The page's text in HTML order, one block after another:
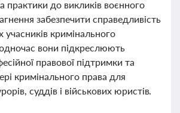
практики до викликів воєнного
забезпечити справедливість
учасників кримінального
вони підкреслюють
правової підтримки та
кримінального права для
суддів і військових юристів.